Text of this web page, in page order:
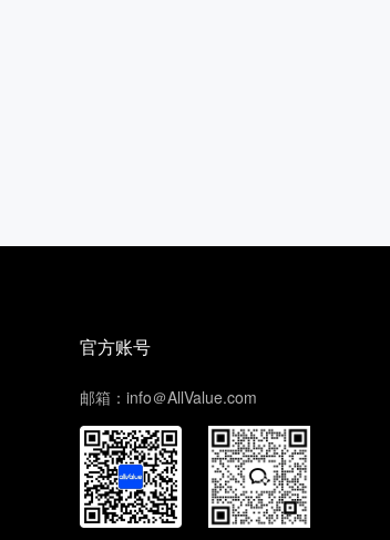
官方账号
邮箱：info＠AllValue.com